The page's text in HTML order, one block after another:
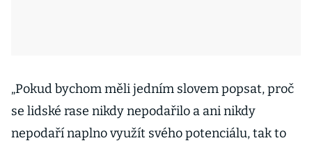
„Pokud bychom měli jedním slovem popsat, proč
se lidské rase nikdy nepodařilo a ani nikdy
nepodaří naplno využít svého potenciálu, tak to